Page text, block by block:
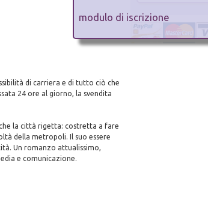
di carriera e di tutto ciò che
24 ore al giorno, la svendita
la città rigetta: costretta a fare
della metropoli. Il suo essere
Un romanzo attualissimo,
e comunicazione.
modulo di iscrizione